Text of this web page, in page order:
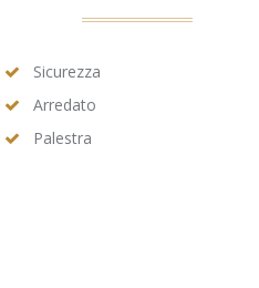
Sicurezza
Arredato
Palestra